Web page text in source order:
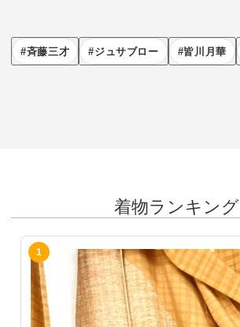
斉藤三才 ジュサブロー 皆川月華
着物ランキング